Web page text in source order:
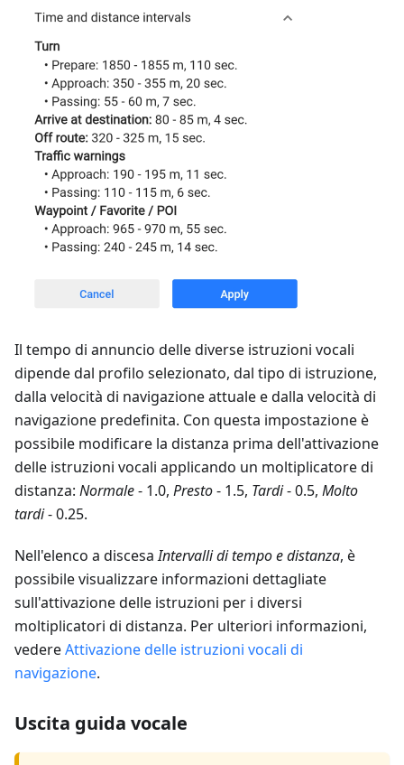
Il tempo di annuncio delle diverse istruzioni vocali
dipende dal profilo selezionato, dal tipo di istruzione,
dalla velocità di navigazione attuale e dalla velocità di
navigazione predefinita. Con questa impostazione è
possibile modificare la distanza prima dell'attivazione
delle istruzioni vocali applicando un moltiplicatore di
distanza: Normale- 1.0, Presto- 1.5, Tardi- 0.5, Molto
tardi- 0.25.
Nell'elenco a discesaIntervalli di tempo e distanza, è
possibile visualizzare informazioni dettagliate
sull'attivazione delle istruzioni per i diversi
moltiplicatori di distanza. Per ulteriori informazioni,
vedereAttivazione delle istruzioni vocali di
navigazione.
Uscita guida vocale